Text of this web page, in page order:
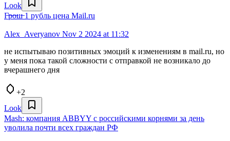
Look
Г̶р̶о̶ш̶ 1 рубль цена Mail.ru
Alex_Averyanov Nov 2 2024 at 11:32
не испытываю позитивных эмоций к изменениям в mail.ru, но
у меня пока такой сложности с отправкой не возникало до
вчерашнего дня
+2
Look
Mash: компания ABBYY с российскими корнями за день
уволила почти всех граждан РФ